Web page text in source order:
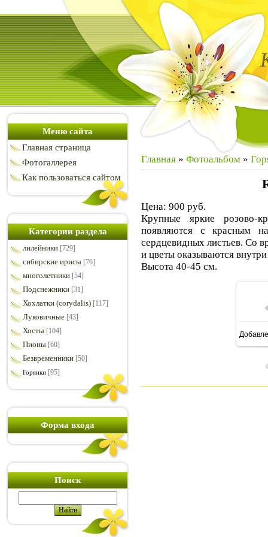
Меню сайта
Главная страница
Фотогаллерея
Как пользоваться сайтом
Категории раздела
лилейники [729]
сибирские ирисы [76]
многолетники [54]
Подснежники [31]
Хохлатки (corydalis) [117]
Луковичные [43]
Хосты [104]
Пионы [60]
Безвременники [50]
Горянки [95]
Форма входа
Поиск
Главная » Фотоальбом »
Цена: 900 руб.
Крупные яркие розово-
появляются с красным
сердцевидных листьев. Со
и цветы оказываются
Высота 40-45 см.